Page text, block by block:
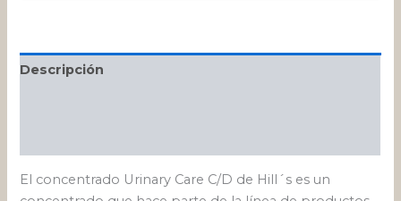
Descripción
El concentrado Urinary Care C/D de Hill´s es un